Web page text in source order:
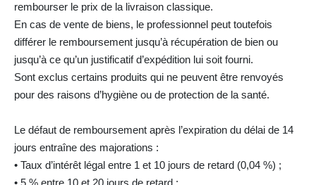
rembourser le prix de la livraison classique.
En cas de vente de biens, le professionnel peut toutefois
différer le remboursement jusqu’à récupération de bien ou
jusqu’à ce qu’un justificatif d’expédition lui soit fourni.
Sont exclus certains produits qui ne peuvent être renvoyés
pour des raisons d’hygiène ou de protection de la santé.
Le défaut de remboursement après l’expiration du délai de 14
jours entraîne des majorations :
• Taux d’intérêt légal entre 1 et 10 jours de retard (0,04 %) ;